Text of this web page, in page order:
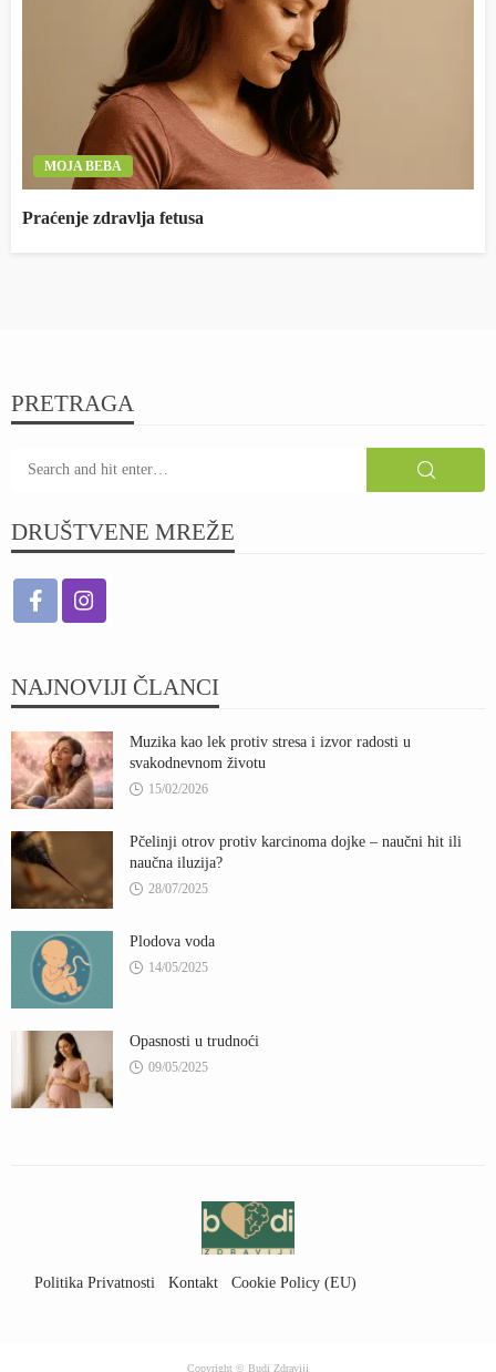
MOJA BEBA
Praćenje zdravlja fetusa
PRETRAGA
DRUŠTVENE MREŽE
NAJNOVIJI ČLANCI
Muzika kao lek protiv stresa i izvor radosti u
svakodnevnom životu
15/02/2026
Pčelinji otrov protiv karcinoma dojke – naučni hit ili
naučna iluzija?
28/07/2025
Plodova voda
14/05/2025
Opasnosti u trudnoći
09/05/2025
Politika Privatnosti Kontakt Cookie Policy (EU)
Copyright © Budi Zdraviji